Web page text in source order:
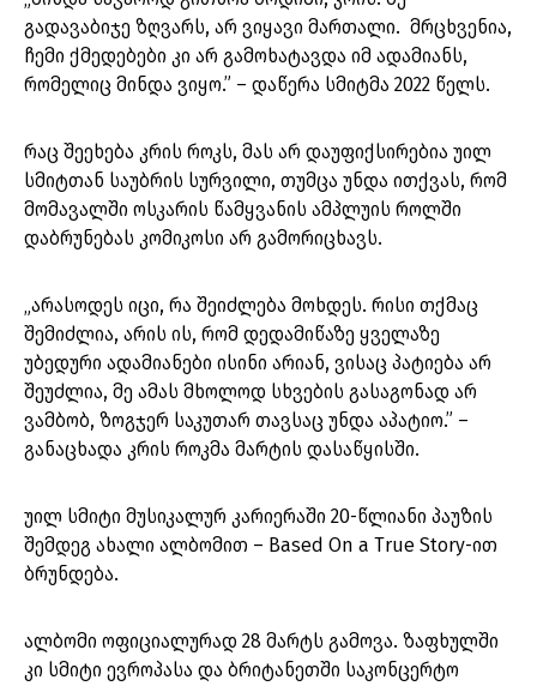
გადავაბიჯე ზღვარს, არ ვიყავი მართალი. მრცხვენია,
ჩემი ქმედებები კი არ გამოხატავდა იმ ადამიანს,
რომელიც მინდა ვიყო.” – დაწერა სმიტმა 2022 წელს.
რაც შეეხება კრის როკს, მას არ დაუფიქსირებია უილ
სმიტთან საუბრის სურვილი, თუმცა უნდა ითქვას, რომ
მომავალში ოსკარის წამყვანის ამპლუის როლში
დაბრუნებას კომიკოსი არ გამორიცხავს.
„არასოდეს იცი, რა შეიძლება მოხდეს. რისი თქმაც
შემიძლია, არის ის, რომ დედამიწაზე ყველაზე
უბედური ადამიანები ისინი არიან, ვისაც პატიება არ
შეუძლია, მე ამას მხოლოდ სხვების გასაგონად არ
ვამბობ, ზოგჯერ საკუთარ თავსაც უნდა აპატიო.” –
განაცხადა კრის როკმა მარტის დასაწყისში.
უილ სმიტი მუსიკალურ კარიერაში 20-წლიანი პაუზის
შემდეგ ახალი ალბომით – Based On a True Story-ით
ბრუნდება.
ალბომი ოფიციალურად 28 მარტს გამოვა. ზაფხულში
კი სმიტი ევროპასა და ბრიტანეთში საკონცერტო